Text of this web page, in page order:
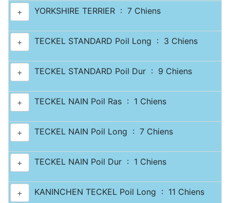
+ YORKSHIRE TERRIER : 7 Chiens
+ TECKEL STANDARD Poil Long : 3 Chiens
+ TECKEL STANDARD Poil Dur : 9 Chiens
+ TECKEL NAIN Poil Ras : 1 Chiens
+ TECKEL NAIN Poil Long : 7 Chiens
+ TECKEL NAIN Poil Dur : 1 Chiens
+ KANINCHEN TECKEL Poil Long : 11 Chiens